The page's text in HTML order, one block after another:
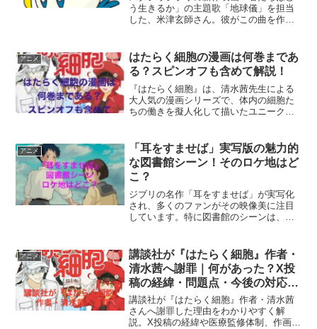
う生きるか」の主題歌「地球儀」を担当
した、米津玄師さん。彼がこの曲を作る
探っていきます。また、この映画が観客
にどのような新鮮な驚きを...
アニメ
はたらく細胞の漫画は何巻まであ
る？スピンオフも含めて解説！
『はたらく細胞』は、清水茜先生による
大人気の漫画シリーズで、体内の細胞た
ちの働きを擬人化して描いたユニークな
ーズにはさまざまなスピンオフ作品も登
場しています。この記事で...
アニメ
「耳をすませば」実写版の魅力的
な図書館シーン！そのロケ地はど
こ？
ジブリの名作「耳をすませば」が実写化
され、多くのファンがその映像美に注目
しています。特に図書館のシーンは、原
きな話題となっています。本記事では、
その神秘的な図書館シーン...
アニメ
講談社が『はたらく細胞』作者・
清水茜へ謝罪｜何があった？X投
稿の経緯・問題点・今後の対応を
わかりやすく解説
講談社が『はたらく細胞』作者・清水茜
さんへ謝罪した理由をわかりやすく解
説。X投稿の経緯や医療監修体制、作画環